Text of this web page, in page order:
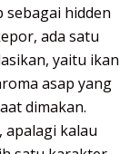
hidden
ada satu
yaitu ikan
asap yang
dimakan.
apalagi kalau